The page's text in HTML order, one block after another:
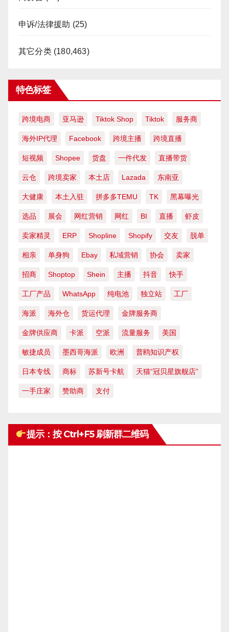
申诉/法律援助 (25)
其它分类(180,463)
特色标签
跨境电商 亚马逊 Tiktok Shop Tiktok 服务商
海外IP代理 Facebook 跨境主播 跨境直播
短视频 Shopee 货盘 一件代发 直播带货
云仓 跨境卖家 本土店 Lazada 东南亚
大健康 本土入驻 拼多多TEMU TK 黑幕曝光
选品 展会 网红营销 网红 BI 直播 虾皮
卖家精灵 ERP Shopline Shopify 交友 脱单
相亲 单身狗 Ebay 私域营销 协会 卖家
招商 Shoptop Shein 主播 抖音 快手
工厂产品 WhatsApp 纯电池 独立站 工厂
海派 海外仓 货运代理 金牌服务商
金牌供应商 卡派 空派 流量服务 美国
敏捷成员 墨西哥海派 欧洲 普鸥知识产权
日本专线 商标 苏新号卡航 天猫“冠贝星旗舰店”
一手庄家 赞助商 支付
提示：按 Ctrl+F5 刷新群二维码